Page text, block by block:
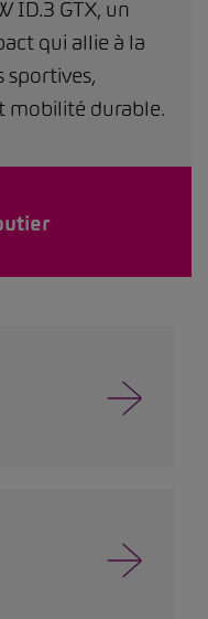
ID.3 GTX, un
qui allie à la
mobilité durable.